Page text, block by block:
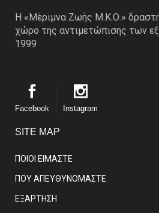
Η «Μέριμνα Ζωής Μ.Κ.Ο.»
χώρο της αντιμετώπισης των
1999
Facebook Instagram
SITE MAP
ΠΟΙΟΙ ΕΙΜΑΣΤE
ΠΟΥ ΑΠΕΥΘΥΝΟΜΑΣΤΕ
ΕΞΑΡΤΗΣΗ